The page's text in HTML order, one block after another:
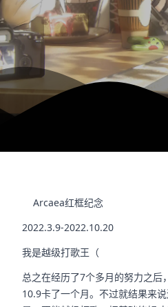
Arcaea红框纪念
2022.3.9-2022.10.20
我是越级打歌王（
总之在经历了7个多月的努力之后
10.9卡了一个月。不过就结果来